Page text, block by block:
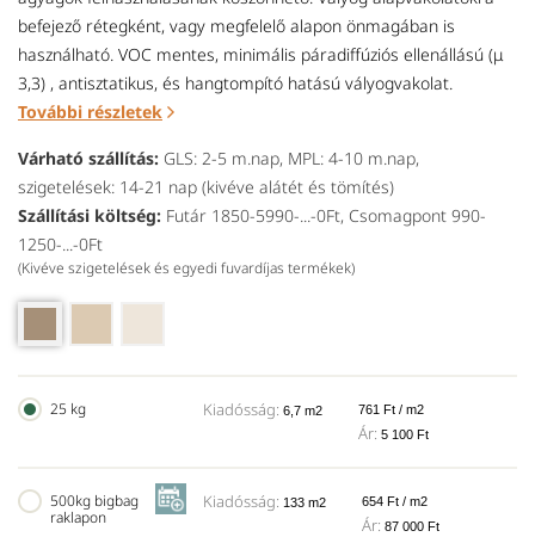
befejező rétegként, vagy megfelelő alapon önmagában is
használható. VOC mentes, minimális páradiffúziós ellenállású (μ
3,3) , antisztatikus, és hangtompító hatású vályogvakolat.
További részletek
Várható szállítás: GLS: 2-5 m.nap, MPL: 4-10 m.nap,
szigetelések: 14-21 nap (kivéve alátét és tömítés)
Szállítási költség: Futár 1850-5990-...-0Ft, Csomagpont 990-
1250-...-0Ft
(Kivéve szigetelések és egyedi fuvardíjas termékek)
25 kg Kiadósság: 6,7 m2 761 Ft / m2
Ár: 5 100 Ft
500kg bigbag
raklapon
Kiadósság: 133 m2 654 Ft / m2
Ár: 87 000 Ft